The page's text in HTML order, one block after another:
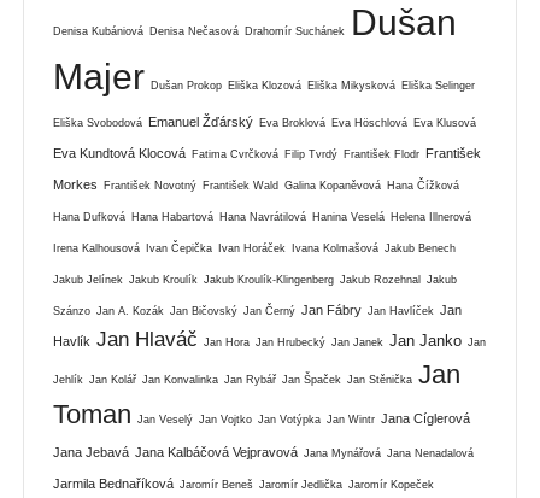
Denisa Kubániová Denisa Nečasová Drahomír Suchánek
Dušan
Majer Dušan Prokop Eliška Klozová Eliška Mikysková Eliška Selinger
Eliška Svobodová Emanuel Žďárský Eva Broklová Eva Höschlová Eva Klusová
Eva Kundtová Klocová Fatima Cvrčková Filip Tvrdý František Flodr František
Morkes František Novotný František Wald Galina Kopaněvová Hana Čížková
Hana Dufková Hana Habartová Hana Navrátilová Hanina Veselá Helena Illnerová
Irena Kalhousová Ivan Čepička Ivan Horáček Ivana Kolmašová Jakub Benech
Jakub Jelínek Jakub Kroulík Jakub Kroulík-Klingenberg Jakub Rozehnal Jakub
Szánzo Jan A. Kozák Jan Bičovský Jan Černý Jan Fábry Jan Havlíček Jan
Havlík Jan Hlaváč Jan Hora Jan Hrubecký Jan Janek Jan Janko Jan
Jehlík Jan Kolář Jan Konvalinka Jan Rybář Jan Špaček Jan Stěnička Jan
Toman
Jan Veselý Jan Vojtko Jan Votýpka Jan Wintr Jana Cíglerová
Jana Jebavá Jana Kalbáčová Vejpravová Jana Mynářová Jana Nenadalová
Jarmila Bednaříková Jaromír Beneš Jaromír Jedlička Jaromír Kopeček